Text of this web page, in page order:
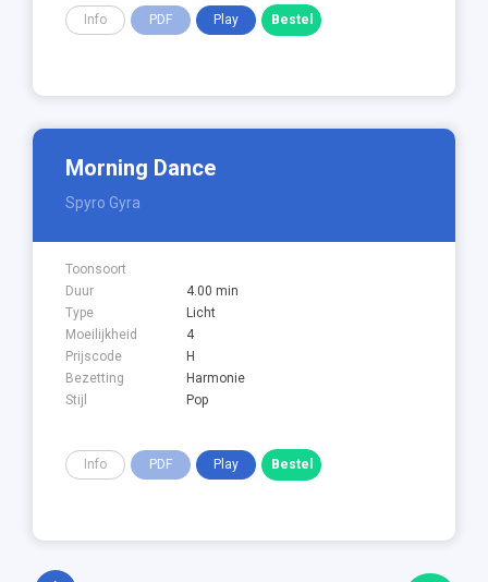
Info PDF Play
Morning Dance
Spyro Gyra
Toonsoort
Duur
4.00 min
Type
Licht
Moeilijkheid
4
Prijscode
H
Bezetting
Harmonie
Stijl
Pop
Info PDF Play